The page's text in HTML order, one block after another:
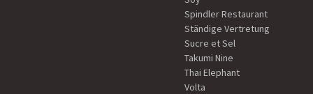
Spindler Restaurant
Ständige Vertretung
Sucre et Sel
Takumi Nine
Thai Elephant
Volta